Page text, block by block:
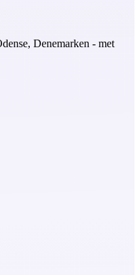
Denemarken - met